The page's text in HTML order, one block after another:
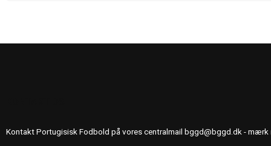
Kontakt Portugisisk Fodbold på vores centralmail bggd@bggd.dk - mærk